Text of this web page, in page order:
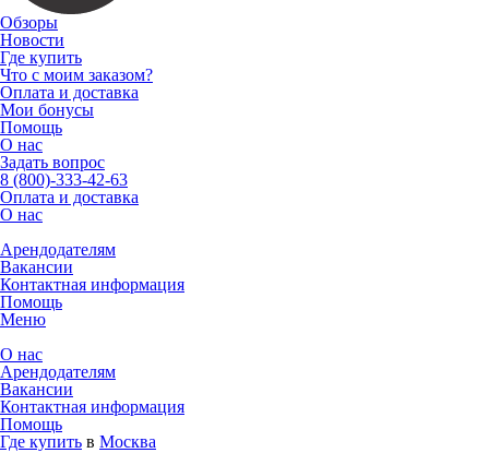
Обзоры
Новости
Где купить
Что с моим заказом?
Оплата и доставка
Мои бонусы
Помощь
О нас
Задать вопрос
8 (800)-333-42-63
Оплата и доставка
О нас
Арендодателям
Вакансии
Контактная информация
Помощь
Меню
О нас
Арендодателям
Вакансии
Контактная информация
Помощь
Где купить в Москва